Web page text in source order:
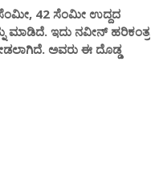
42 ಸೆಂಮೀ ಉದ್ದದ
ಮಾಡಿದೆ. ಇದು ನವೀನ್ ಹರಿಕಂತ್ರ
ಅವರು ಈ ದೊಡ್ಡ